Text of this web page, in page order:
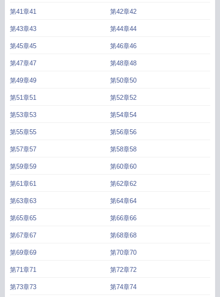
第41章41 第42章42
第43章43 第44章44
第45章45 第46章46
第47章47 第48章48
第49章49 第50章50
第51章51 第52章52
第53章53 第54章54
第55章55 第56章56
第57章57 第58章58
第59章59 第60章60
第61章61 第62章62
第63章63 第64章64
第65章65 第66章66
第67章67 第68章68
第69章69 第70章70
第71章71 第72章72
第73章73 第74章74